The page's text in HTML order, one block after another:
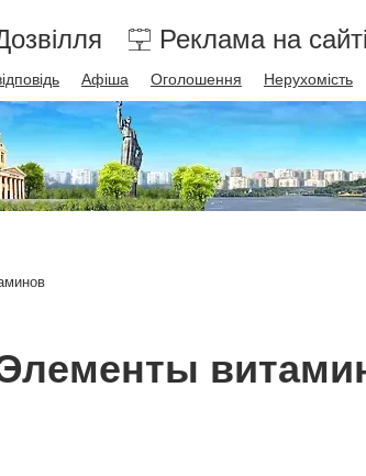
Реклама на сайті
Афіша Оголошення Нерухомість